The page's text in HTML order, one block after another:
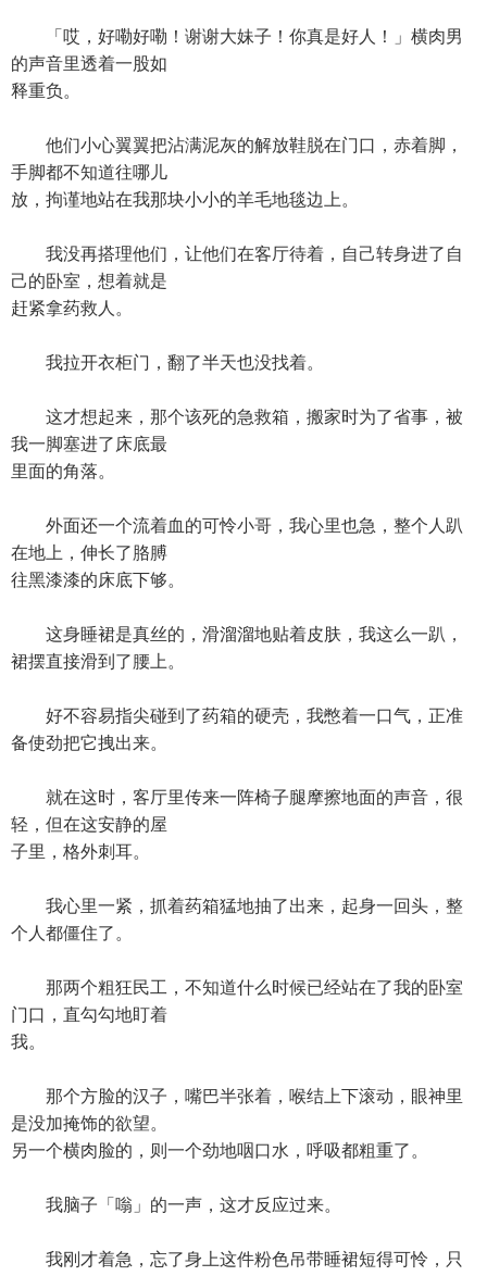
「哎，好嘞好嘞！谢谢大妹子！你真是好人！」横肉男
的声音里透着一股如
释重负。
他们小心翼翼把沾满泥灰的解放鞋脱在门口，赤着脚，
手脚都不知道往哪儿
放，拘谨地站在我那块小小的羊毛地毯边上。
我没再搭理他们，让他们在客厅待着，自己转身进了自
己的卧室，想着就是
赶紧拿药救人。
我拉开衣柜门，翻了半天也没找着。
这才想起来，那个该死的急救箱，搬家时为了省事，被
我一脚塞进了床底最
里面的角落。
外面还一个流着血的可怜小哥，我心里也急，整个人趴
在地上，伸长了胳膊
往黑漆漆的床底下够。
这身睡裙是真丝的，滑溜溜地贴着皮肤，我这么一趴，
裙摆直接滑到了腰上。
好不容易指尖碰到了药箱的硬壳，我憋着一口气，正准
备使劲把它拽出来。
就在这时，客厅里传来一阵椅子腿摩擦地面的声音，很
轻，但在这安静的屋
子里，格外刺耳。
我心里一紧，抓着药箱猛地抽了出来，起身一回头，整
个人都僵住了。
那两个粗狂民工，不知道什么时候已经站在了我的卧室
门口，直勾勾地盯着
我。
那个方脸的汉子，嘴巴半张着，喉结上下滚动，眼神里
是没加掩饰的欲望。
另一个横肉脸的，则一个劲地咽口水，呼吸都粗重了。
我脑子「嗡」的一声，这才反应过来。
我刚才着急，忘了身上这件粉色吊带睡裙短得可怜，只